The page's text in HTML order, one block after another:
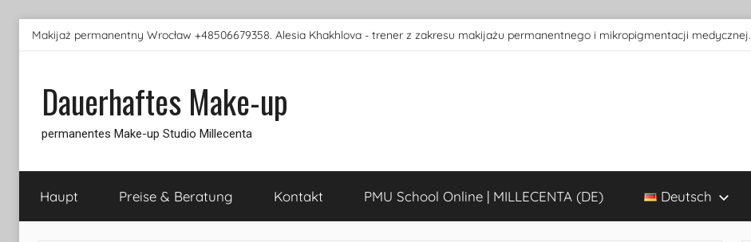
Skip
Makijaż permanentny Wrocław +48506679358. Alesia Khakhlova - trener z zakresu makijażu permanentnego i mikropigmentacji medycznej.
Dauerhaftes Make-up
permanentes Make-up Studio Millecenta
Haupt Preise & Beratung Kontakt PMU School Online | MILLECENTA (DE) Deutsch